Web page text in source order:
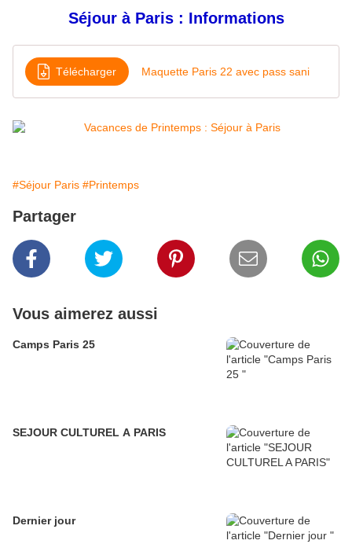
Séjour à Paris : Informations
Télécharger Maquette Paris 22 avec pass sani
#Séjour Paris #Printemps
Partager
Vous aimerez aussi
Camps Paris 25
SEJOUR CULTUREL A PARIS
Dernier jour